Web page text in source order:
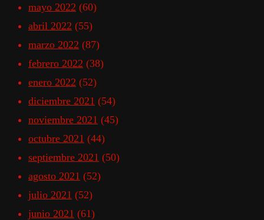
mayo 2022 (60)
abril 2022 (55)
marzo 2022 (87)
febrero 2022 (38)
enero 2022 (52)
diciembre 2021 (54)
noviembre 2021 (45)
octubre 2021 (44)
septiembre 2021 (50)
agosto 2021 (52)
julio 2021 (52)
junio 2021 (61)